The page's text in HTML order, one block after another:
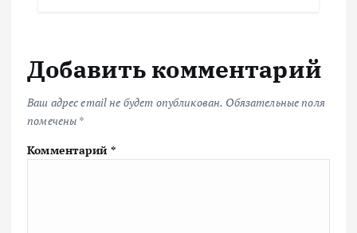
Добавить комментарий
Ваш адрес email не будет опубликован. Обязательные поля
помечены *
Комментарий *